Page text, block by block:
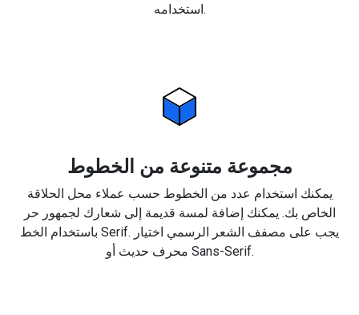
استخدامه.
مجموعة متنوعة من الخطوط
يمكنك استخدام عدد من الخطوط حسب عملاء محل الحلاقة
الخاص بك. يمكنك إضافة لمسة قديمة إلى شعارك لجمهور حر
باستخدام الخط Serif. يجب على مصفف الشعر الرسمي اختيار
محرف حديث أو Sans-Serif.